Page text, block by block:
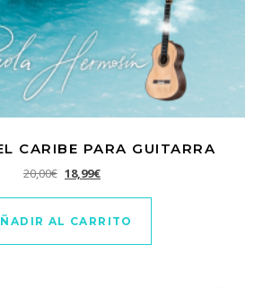
CARIBE PARA GUITARRA
20,00€ El precio original era: 20,00€.
18,99€El precio actual es: 18,99€.
AL CARRITO